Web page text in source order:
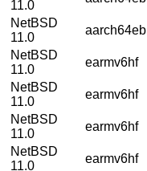
11.0
NetBSD
11.0
aarch64eb
NetBSD
11.0
earmv6hf
NetBSD
11.0
earmv6hf
NetBSD
11.0
earmv6hf
NetBSD
11.0
earmv6hf